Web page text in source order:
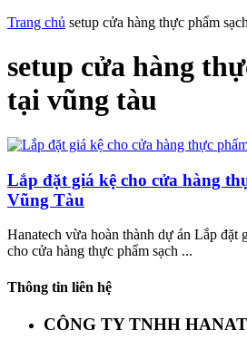
Trang chủ setup cửa hàng thực phẩm
setup cửa hàng
tại vũng tàu
Lắp đặt giá kệ cho cửa hàng
Vũng Tàu
Hanatech vừa hoàn thành dự án Lắp đặt
cho cửa hàng thực phẩm sạch ...
Thông tin liên hệ
CÔNG TY TNHH